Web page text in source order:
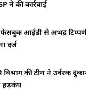
ने की कार्रवाई
आईडी से अभद्र
दर्ज
विभाग की टीम ने उर्वरक
हड़कंप